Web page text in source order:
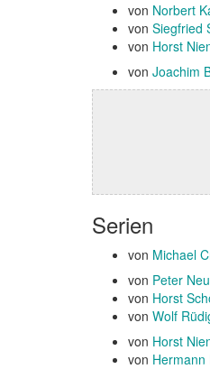
von Norbert
von Siegfried
von Horst
von Joachim
Serien
von Michael
von Peter
von Horst
von Wolf
von Horst
von Hermann